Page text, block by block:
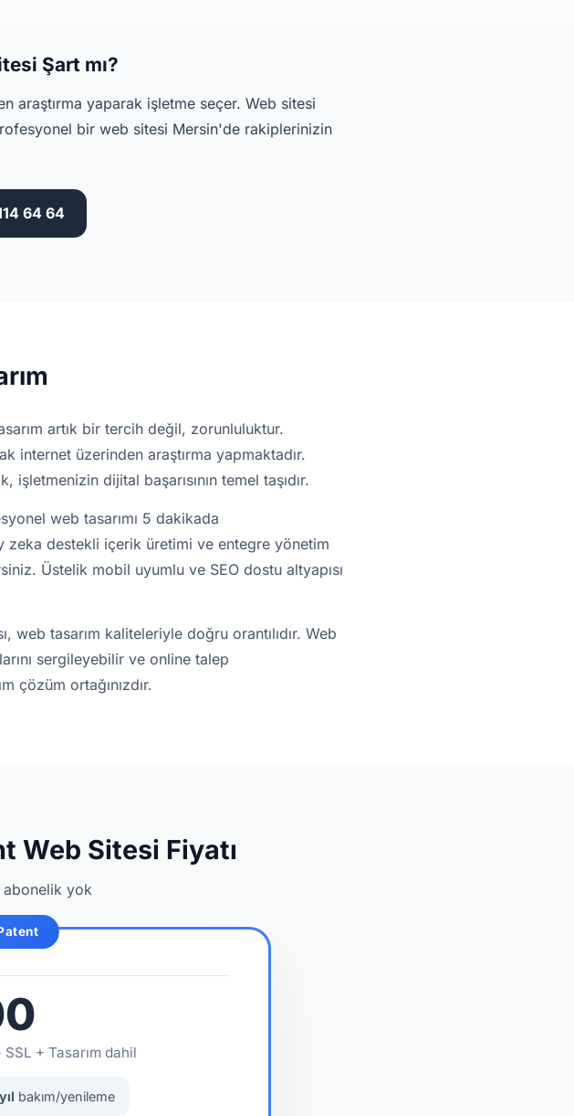
Şart mı?
araştırma yaparak işletme seçer. Web sitesi
bir web sitesi Mersin'de rakiplerinizin
64 64
artık bir tercih değil, zorunluluktur.
internet üzerinden araştırma yapmaktadır.
dijital başarısının temel taşıdır.
web tasarımı 5 dakikada
zeka destekli içerik üretimi ve entegre yönetim
Üstelik mobil uyumlu ve SEO dostu altyapısı
tasarım kaliteleriyle doğru orantılıdır. Web
sergileyebilir ve online talep
çözüm ortağınızdır.
Web Sitesi Fiyatı
abonelik yok
+ Tasarım dahil
bakım/yenileme